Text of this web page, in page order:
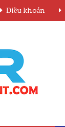
Điều khoản